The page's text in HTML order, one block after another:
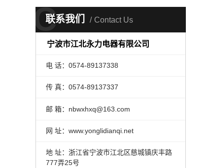
联系我们 Contact Us
C
宁波市江北永力电器有限公司
电 话：0574-89137338
传 真：0574-89137337
邮 箱：nbwxhxq@163.com
网 址：www.yonglidianqi.net
地 址：浙江省宁波市江北区慈城镇庆丰路
777弄25号